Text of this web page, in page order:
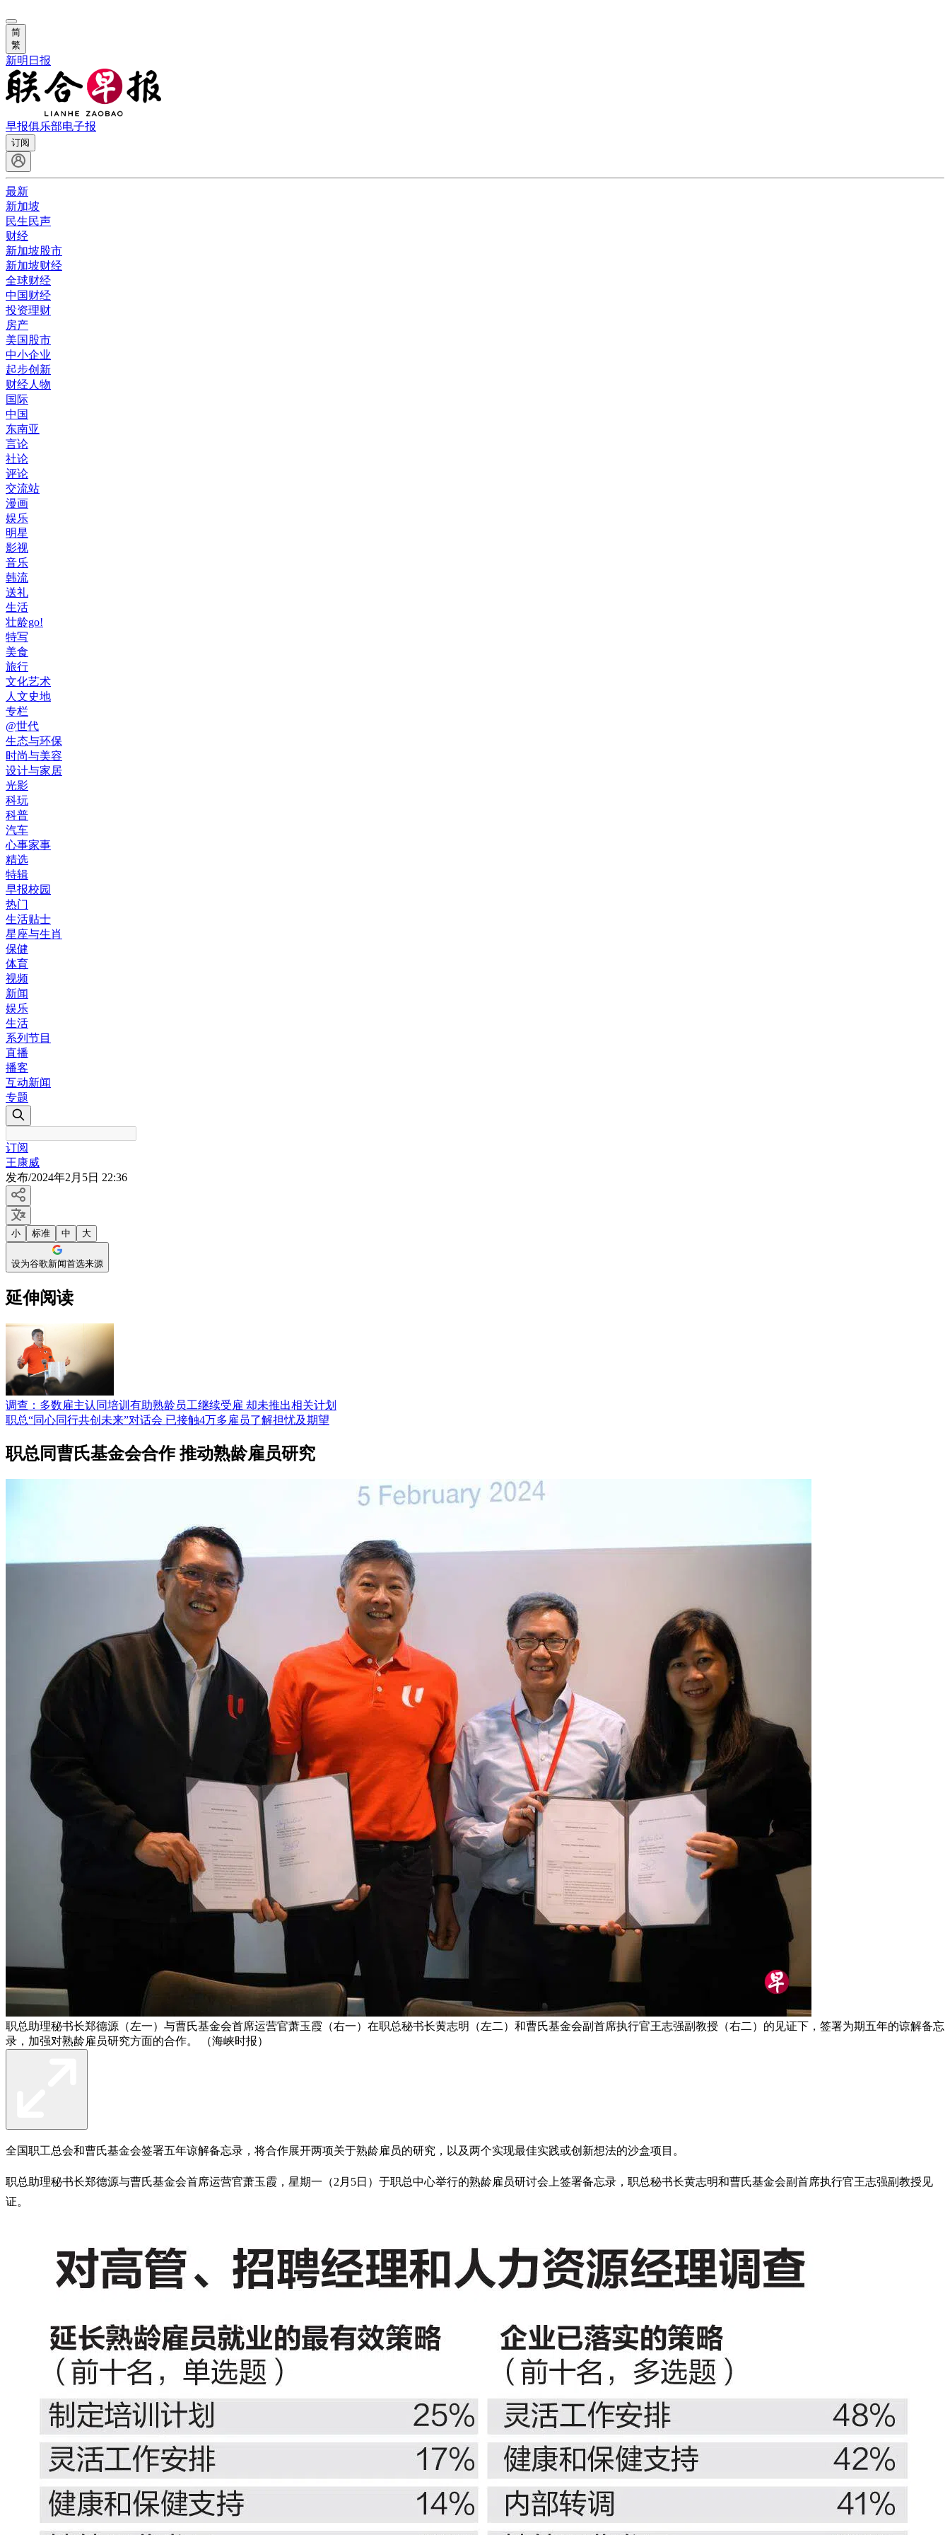
简
繁
新明日报
早报俱乐部电子报
订阅
最新
新加坡
民生民声
财经
新加坡股市
新加坡财经
全球财经
中国财经
投资理财
房产
美国股市
中小企业
起步创新
财经人物
国际
中国
东南亚
言论
社论
评论
交流站
漫画
娱乐
明星
影视
音乐
韩流
送礼
生活
壮龄go!
特写
美食
旅行
文化艺术
人文史地
专栏
@世代
生态与环保
时尚与美容
设计与家居
光影
科玩
科普
汽车
心事家事
精选
特辑
早报校园
热门
生活贴士
星座与生肖
保健
体育
视频
新闻
娱乐
生活
系列节目
直播
播客
互动新闻
专题
订阅
王康威
发布/2024年2月5日 22:36
小 标准 中 大
设为谷歌新闻首选来源
延伸阅读
调查：多数雇主认同培训有助熟龄员工继续受雇 却未推出相关计划
职总“同心同行共创未来”对话会 已接触4万多雇员了解担忧及期望
职总同曹氏基金会合作 推动熟龄雇员研究
职总助理秘书长郑德源（左一）与曹氏基金会首席运营官萧玉霞（右一）在职总秘书长黄志明（左二）和曹氏基金会副首席执行官王志强副教授（右二）的见证下，签署为期五年的谅解备忘
录，加强对熟龄雇员研究方面的合作。 （海峡时报）
全国职工总会和曹氏基金会签署五年谅解备忘录，将合作展开两项关于熟龄雇员的研究，以及两个实现最佳实践或创新想法的沙盒项目。
职总助理秘书长郑德源与曹氏基金会首席运营官萧玉霞，星期一（2月5日）于职总中心举行的熟龄雇员研讨会上签署备忘录，职总秘书长黄志明和曹氏基金会副首席执行官王志强副教授见
证。